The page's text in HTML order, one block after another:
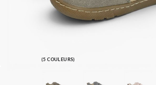
(5 COULEURS)